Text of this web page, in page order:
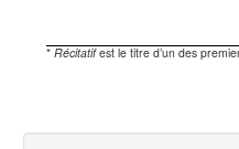
* Récitatifest le titre d’un des